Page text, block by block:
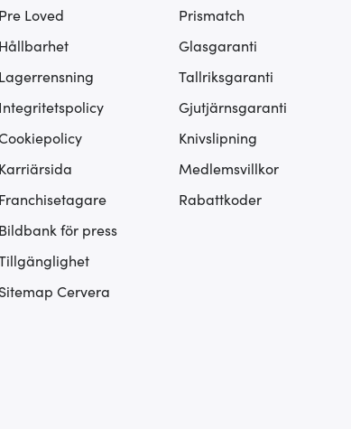
Pre Loved
Hållbarhet
Lagerrensning
Integritetspolicy
Karriärsida
Franchisetagare
Bildbank för press
Sitemap Cervera
Prismatch
Glasgaranti
Tallriksgaranti
Gjutjärnsgaranti
Knivslipning
Medlemsvillkor
Rabattkoder